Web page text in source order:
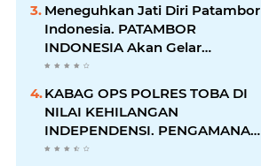
Meneguhkan Jati Diri Patambor
Indonesia. PATAMBOR
INDONESIA Akan Gelar
RAKERNAS II Di Jakarta.
KABAG OPS POLRES TOBA DI
NILAI KEHILANGAN
INDEPENDENSI. PENGAMANAN
PENEMBOKAN TANAH DI